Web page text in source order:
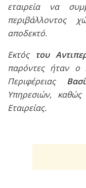
εταιρεία να
περιβάλλοντος
αποδεκτό.
Εκτός του
παρόντες ήταν ο
Περιφέρειας
Υπηρεσιών,
Εταιρείας.